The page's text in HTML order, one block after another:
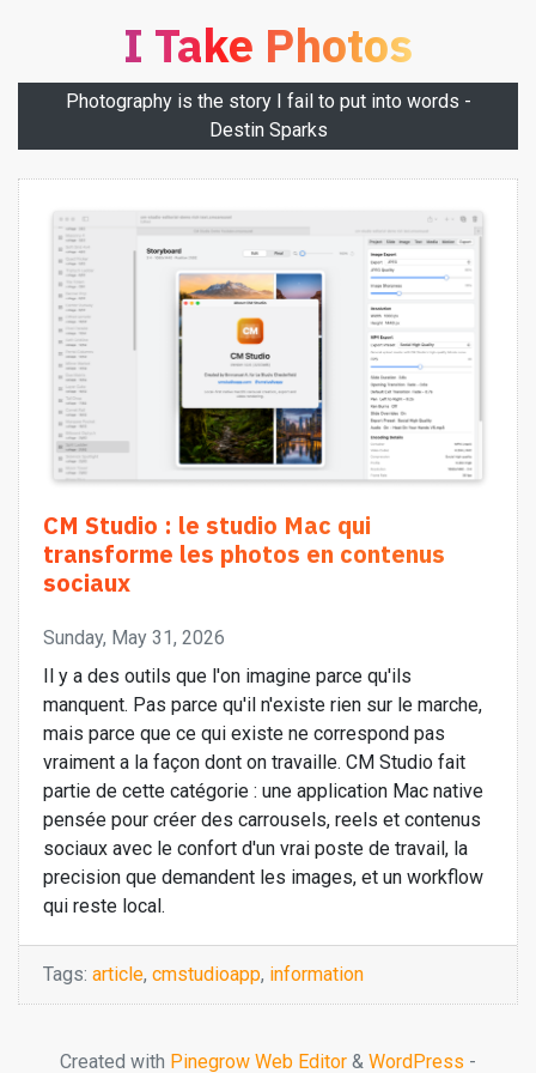
I Take Photos
Photography is the story I fail to put into words -
Destin Sparks
CM Studio : le studio Mac qui
transforme les photos en contenus
sociaux
Sunday, May 31, 2026
Il y a des outils que l'on imagine parce qu'ils
manquent. Pas parce qu'il n'existe rien sur le marche,
mais parce que ce qui existe ne correspond pas
vraiment a la façon dont on travaille. CM Studio fait
partie de cette catégorie : une application Mac native
pensée pour créer des carrousels, reels et contenus
sociaux avec le confort d'un vrai poste de travail, la
precision que demandent les images, et un workflow
qui reste local.
Tags: article, cmstudioapp, information
Created with Pinegrow Web Editor & WordPress -